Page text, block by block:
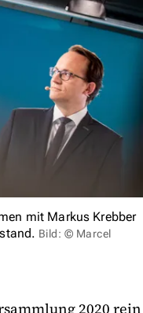
mit Markus Krebber
Bild: © Marcel
2020 rein